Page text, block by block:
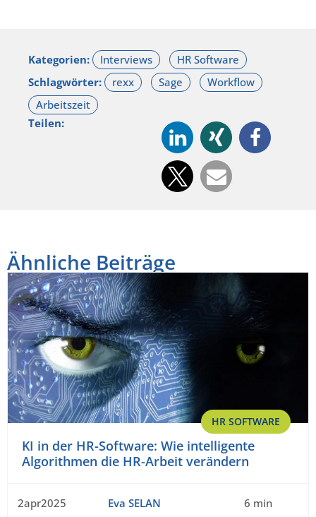
Kategorien:
Schlagwörter:
Teilen:
Ähnliche Beiträge
HR SOFTWARE
KI in der HR-Software: Wie intelligente
Algorithmen die HR-Arbeit verändern
2apr2025 Eva SELAN 6 min